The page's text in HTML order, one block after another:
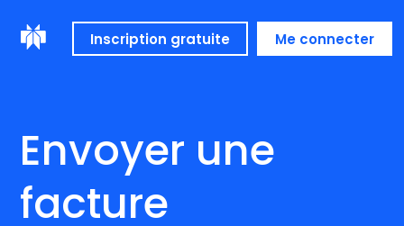
Inscription gratuite Me connecter
Envoyer une
facture